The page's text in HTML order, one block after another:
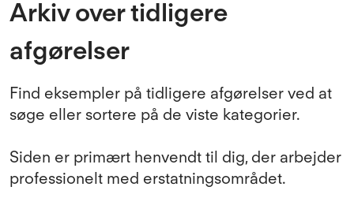
Arkiv over tidligere
afgørelser
Find eksempler på tidligere afgørelser ved at
søge eller sortere på de viste kategorier.
Siden er primært henvendt til dig, der arbejder
professionelt med erstatningsområdet.